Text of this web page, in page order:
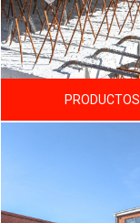
PRODUCTOS